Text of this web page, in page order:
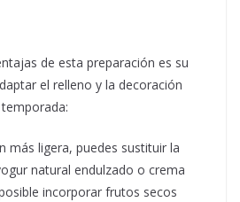
de esta preparación es su
el relleno y la decoración
más ligera, puedes sustituir la
natural endulzado o crema
incorporar frutos secos